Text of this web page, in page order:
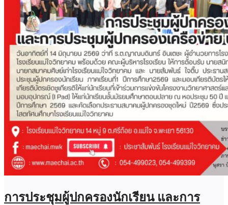
การประชุมผู้ปกครองนักเรียน และการ